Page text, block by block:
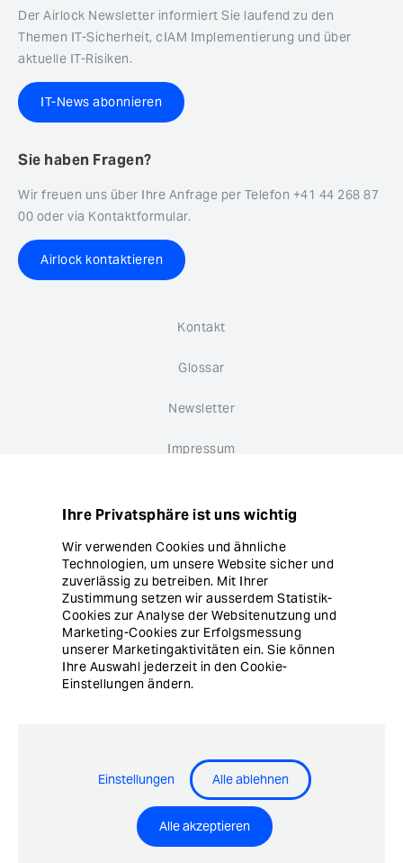
Der Airlock Newsletter informiert Sie laufend zu den
Themen IT-Sicherheit, cIAM Implementierung und über
aktuelle IT-Risiken.
IT-News abonnieren
Sie haben Fragen?
Wir freuen uns über Ihre Anfrage per Telefon +41 44 268 87
00 oder via Kontaktformular.
Airlock kontaktieren
Kontakt
Glossar
Newsletter
Impressum
Cookie Einstellungen
© Copyright Ergon Informatik AG
Airlock® - Security Innovation by Ergon Informatik AG
Ihre Privatsphäre ist uns wichtig
Wir verwenden Cookies und ähnliche
Technologien, um unsere Website sicher und
zuverlässig zu betreiben. Mit Ihrer
Zustimmung setzen wir ausserdem Statistik-
Cookies zur Analyse der Websitenutzung und
Marketing-Cookies zur Erfolgsmessung
unserer Marketingaktivitäten ein. Sie können
Ihre Auswahl jederzeit in den Cookie-
Einstellungen ändern.
Einstellungen Alle ablehnen
Alle akzeptieren